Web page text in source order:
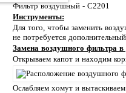
Фильтр воздушный - С2201
Инструменты:
Для того, чтобы заменить
не потребуется
Замена воздушного фильтра
Открываем капот и находим
Ослабляем хомут и